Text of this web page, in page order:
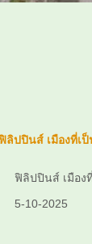
ลิปปินส์ เมืองที่เ
ฟิลิปปินส์ เมือง
5-10-2025